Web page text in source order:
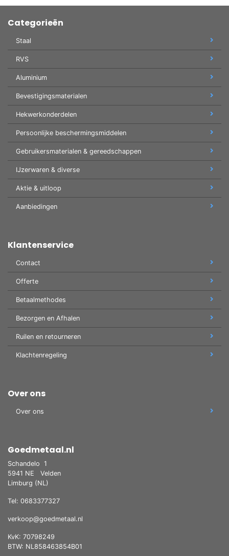
Categorieën
Staal
RVS
Aluminium
Bevestigingsmaterialen
Hekwerkonderdelen
Persoonlijke beschermingsmiddelen
Gebruikersmaterialen & gereedschappen
IJzerwaren & diverse
Aktie & uitloop
Aanbiedingen
Klantenservice
Contact
Offerte
Betaalmethodes
Bezorgen en Afhalen
Ruilen en retourneren
Klachtenregeling
Over ons
Over ons
Goedmetaal.nl
Schandelo 1
5941 NE
Velden
Limburg (NL)
Tel: 0683377327
verkoop@goedmetaal.nl
KvK: 70798249
BTW: NL858463854B01